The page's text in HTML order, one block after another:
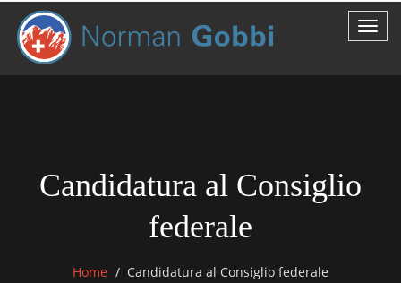
Candidatura al Consiglio
federale
Home Candidatura al Consiglio federale